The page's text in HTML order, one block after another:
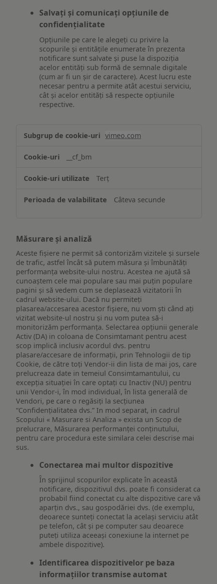
Salvați și comunicați opțiunile de
confidențialitate
Opțiunile pe care le alegeți cu privire la
scopurile și entitățile enumerate în prezenta
notificare sunt salvate și puse la dispoziția
acelor entități sub formă de semnale digitale
(cum ar fi un șir de caractere). Acest lucru este
necesar pentru a permite atât acestui serviciu,
cât și acelor entități să respecte opțiunile
respective.
funcționalităților
ului
vimeo.com
__cf_bm
Terț
Câteva secunde
Măsurare și analiză
Aceste fișiere ne permit să contorizăm vizitele și sursele
de trafic, astfel încât să putem măsura și îmbunătăți
performanța website-ului nostru. Acestea ne ajută să
cunoaștem cele mai populare sau mai puțin populare
pagini și să vedem cum se deplasează vizitatorii în
cadrul website-ului. Dacă nu permiteți
plasarea/accesarea acestor fișiere, nu vom ști când ați
vizitat website-ul nostru și nu vom putea să-i
monitorizăm performanța. Selectarea opțiunii generale
Activ (DA) in coloana de Consimtamant pentru acest
scop implică inclusiv acordul dvs. pentru
plasare/accesare de informații, prin Tehnologii de tip
Cookie, de către toți Vendor-ii din lista de mai jos, care
prelucreaza date in temeiul Consimtamantului, cu
excepția situației în care optați cu Inactiv (NU) pentru
unii Vendor-i, în mod individual, în lista generală de
Vendori, pe care o regăsiți la secțiunea
“Confidențialitatea dvs.” In mod separat, in cadrul
Scopului « Masurare si Analiza » exista un Scop de
prelucrare, Măsurarea performanței conținutului,
pentru care procedura este similara celei descrise mai
sus.
Conectarea mai multor dispozitive
În sprijinul scopurilor explicate în această
notificare, dispozitivul dvs. poate fi considerat ca
probabil fiind conectat cu alte dispozitive care vă
aparțin dvs., sau gospodăriei dvs. (de exemplu,
deoarece sunteți conectat la același serviciu atât
pe telefon, cât și pe computer sau deoarece
puteți utiliza aceeași conexiune la internet pe
ambele dispozitive).
Identificarea dispozitivelor pe baza
informațiilor transmise automat